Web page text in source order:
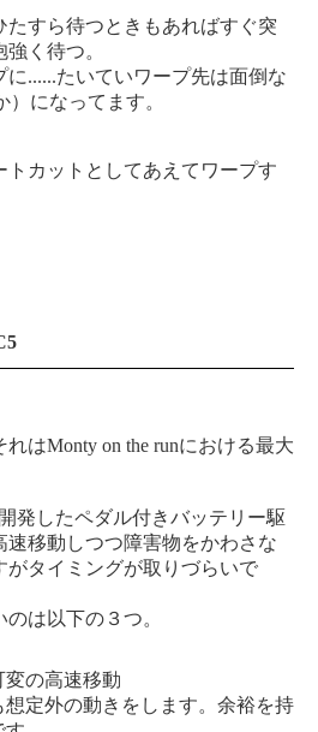
たすら待つときもあればすぐ突
く待つ。
......たいていワープ先は面倒な
）になってます。
トカットとしてあえてワープす
れはMonty on the runにおける最大
発したペダル付きバッテリー駆
速移動しつつ障害物をかわさな
がタイミングが取りづらいで
は以下の３つ。
の高速移動
定外の動きをします。余裕を持